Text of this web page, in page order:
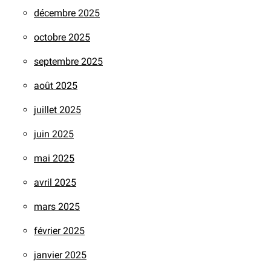
décembre 2025
octobre 2025
septembre 2025
août 2025
juillet 2025
juin 2025
mai 2025
avril 2025
mars 2025
février 2025
janvier 2025